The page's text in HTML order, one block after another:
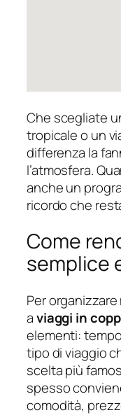
Che scegliate
tropicale o un
differenza la
l’atmosfera.
anche un
ricordo che
Come
semplice
Per
aviaggi in
elementi:
tipo di viaggio
scelta più
spesso
comodità,